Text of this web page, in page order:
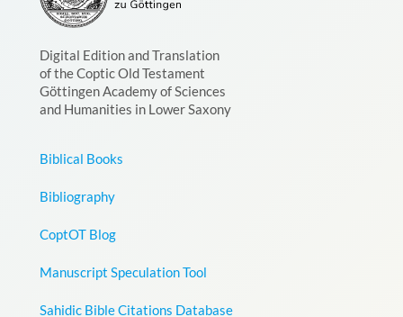
Digital Edition and Translation
of the Coptic Old Testament
Göttingen Academy of Sciences
and Humanities in Lower Saxony
Biblical Books
Bibliography
CoptOT Blog
Manuscript Speculation Tool
Sahidic Bible Citations Database